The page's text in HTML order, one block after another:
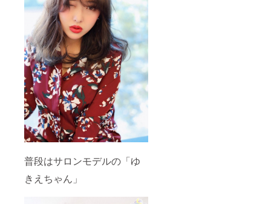
普段はサロンモデルの「ゆ
きえちゃん」